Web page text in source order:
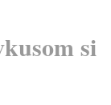
si